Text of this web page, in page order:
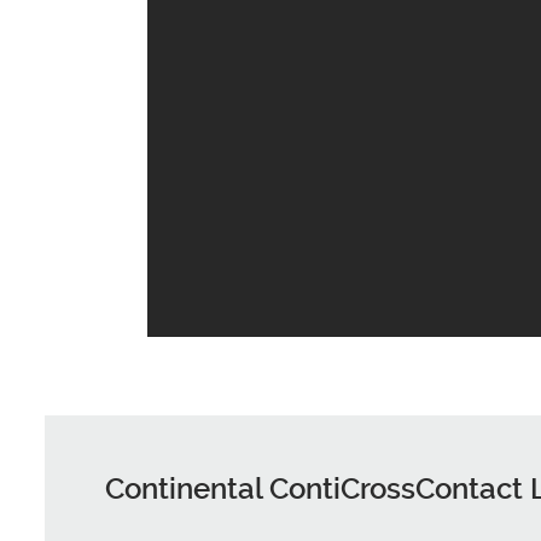
Continental ContiCrossContact